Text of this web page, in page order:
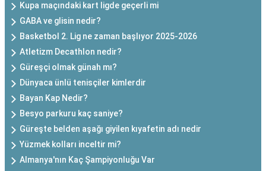
Kupa maçındaki kart ligde geçerli mi
GABA ve glisin nedir?
Basketbol 2. Lig ne zaman başlıyor 2025-2026
Atletizm Decathlon nedir?
Güreşçi olmak günah mı?
Dünyaca ünlü tenisçiler kimlerdir
Bayan Kap Nedir?
Besyo parkuru kaç saniye?
Güreşte belden aşağı giyilen kıyafetin adı nedir
Yüzmek kolları inceltir mi?
Almanya'nın Kaç Şampiyonluğu Var